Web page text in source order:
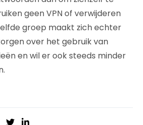
geen VPN of verwijderen
groep maakt zich echter
over het gebruik van
en wil er ook steeds minder